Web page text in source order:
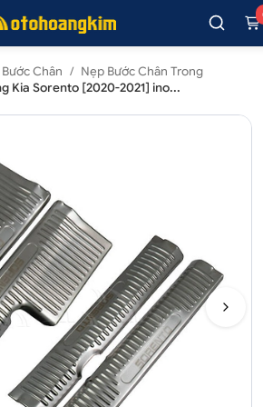
Chân / Nẹp Bước Chân Trong
Kia Sorento [2020-2021] ino...